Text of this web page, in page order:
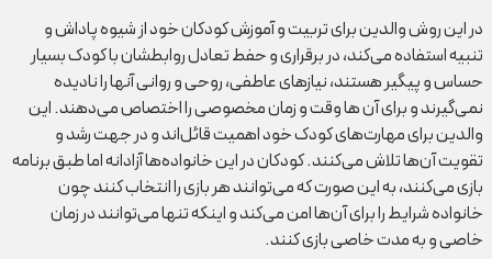
در این روش والدین برای تربیت و آموزش کودکان خود از شیوه پاداش و
تنبیه استفاده می‌کند، در برقراری و حفط تعادل روابطشان با کودک بسیار
حساس و پیگیر هستند، نیازهای عاطفی، روحی و روانی آنها را نادیده
نمی‌گیرند و برای آن ها وقت و زمان مخصوصی را اختصاص می‌دهند. این
والدین برای مهارت‌های کودک خود اهمیت قائل‌اند و در جهت رشد و
تقویت آن‌ها تلاش می‌کنند. کودکان در این خانواده‌ها آزادانه اما طبق برنامه
بازی می‌کنند، به این صورت که می‌توانند هر بازی را انتخاب کنند چون
خانواده شرایط را برای آن‌ها امن می‌کند و اینکه تنها می‌توانند در زمان
خاصی و به مدت خاصی بازی کنند.